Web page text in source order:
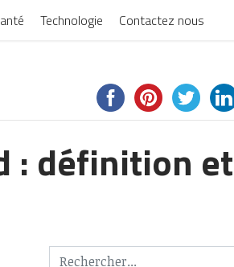
Technologie Contactez nous
: définition et